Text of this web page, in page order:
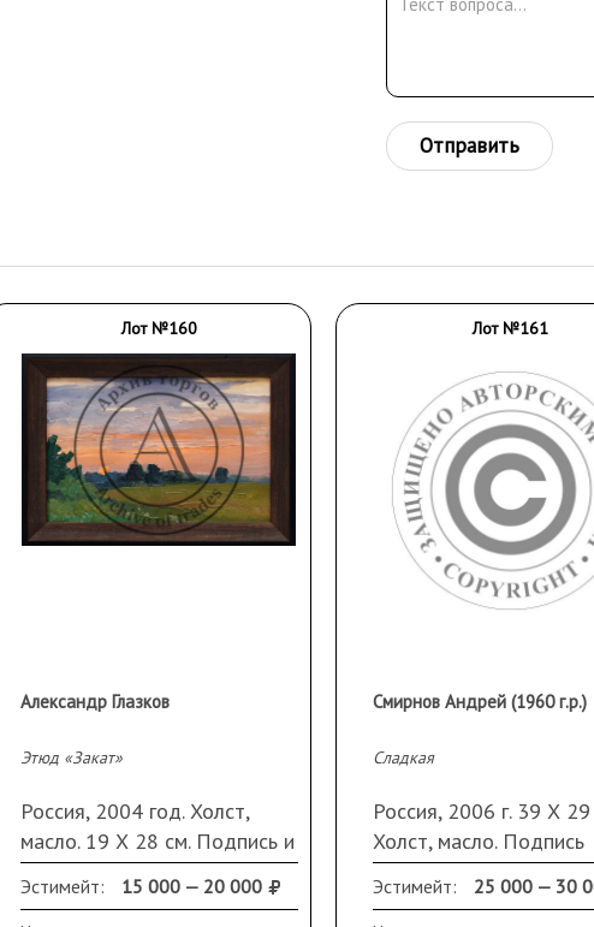
Отправить
Лот №160
Александр Глазков
Этюд «Закат»
Россия, 2004 год. Холст,
масло. 19 Х 28 см. Подпись и
дата с оборота. В раме.
Эстимейт: 15 000 — 20 000
Лот №161
Смирнов Андрей (1960 г.р.)
Сладкая
Россия, 2006 г. 39 Х 29
Холст, масло. Подпись
справа внизу. В раме
Эстимейт: 25 000 — 30